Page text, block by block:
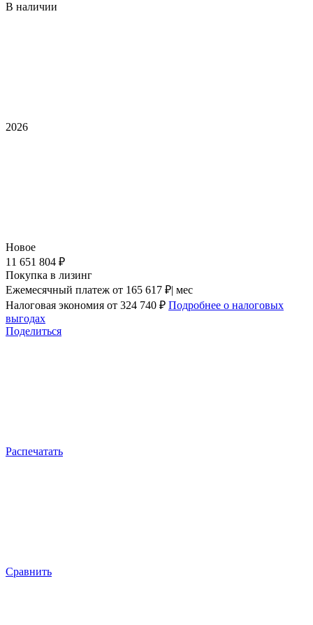
В наличии
2026
Новое
11 651 804 ₽
Покупка в лизинг
Ежемесячный платеж от 165 617 ₽| мес
Налоговая экономия от 324 740 ₽ Подробнее о налоговых
выгодах
Поделиться
Распечатать
Сравнить